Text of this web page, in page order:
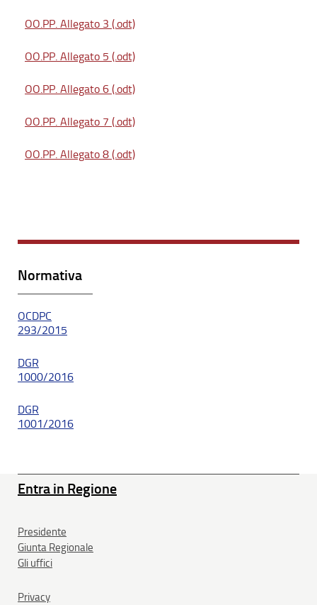
OO.PP. Allegato 3 (.odt)
OO.PP. Allegato 5 (.odt)
OO.PP. Allegato 6 (.odt)
OO.PP. Allegato 7 (.odt)
OO.PP. Allegato 8 (.odt)
Normativa
OCDPC
293/2015
DGR
1000/2016
DGR
1001/2016
Entra in Regione
Presidente
Giunta Regionale
Gli uffici
Privacy